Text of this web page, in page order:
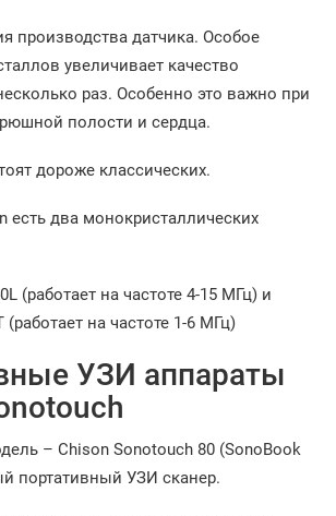
производства датчика. Особое
увеличивает качество
раз. Особенно это важно при
полости и сердца.
дороже классических.
есть два монокристаллических
(работает на частоте 4-15 МГц) и
на частоте 1-6 МГц)
УЗИ аппараты
– Chison Sonotouch 80 (SonoBook
портативный УЗИ сканер.